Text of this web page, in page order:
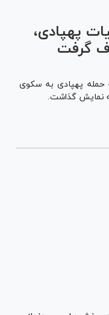
پهپادی،
گرفت
حمله پهپادی به سکوی
نمایش گذاشت.